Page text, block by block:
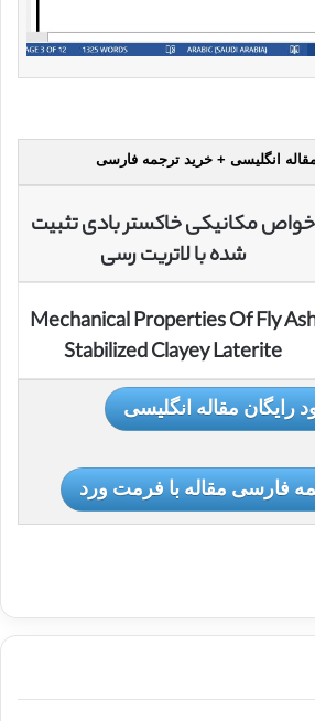
مقاله انگلیسی + خرید ترجمه فارسی
خواص مکانیکی خاکستر بادی تثبیت
شده با لاتریت رسی
Mechanical Properties Of Fly
Stabilized Clayey Laterite
رایگان مقاله انگلیسی
فارسی مقاله با فرمت ورد